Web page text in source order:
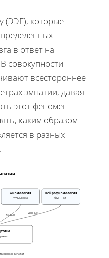
(ЭЭГ), которые
в ответ на
совокупности
всестороннее
эмпатии, давая
этот феномен
каким образом
в разных
Физиология
пульс, кожа
Нейрофизиология
фМРТ, ЭЭГ
данные
данные
эмпатии